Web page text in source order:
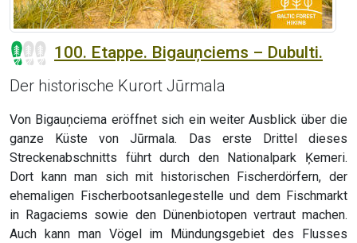
100. Etappe. Bigauņciems – Dubulti.
Der historische Kurort Jūrmala
Von Bigauņciema eröffnet sich ein weiter Ausblick über die
ganze Küste von Jūrmala. Das erste Drittel dieses
Streckenabschnitts führt durch den Nationalpark Ķemeri.
Dort kann man sich mit historischen Fischerdörfern, der
ehemaligen Fischerbootsanlegestelle und dem Fischmarkt
in Ragaciems sowie den Dünenbiotopen vertraut machen.
Auch kann man Vögel im Mündungsgebiet des Flusses